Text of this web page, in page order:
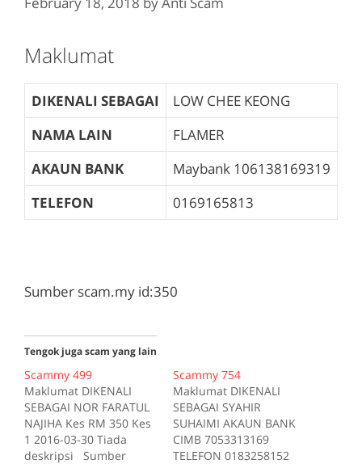
Maklumat
DIKENALI SEBAGAI
LOW CHEE KEONG
NAMA LAIN
FLAMER
AKAUN BANK
Maybank 106138169319
TELEFON
0169165813
Sumber scam.my id:350
Tengok juga scam yang lain
Scammy 499
Maklumat DIKENALI
SEBAGAI NOR FARATUL
NAJIHA Kes RM 350 Kes
1 2016-03-30 Tiada
deskripsi Sumber
Scammy 754
Maklumat DIKENALI
SEBAGAI SYAHIR
SUHAIMI AKAUN BANK
CIMB 7053313169
TELEFON 0183258152